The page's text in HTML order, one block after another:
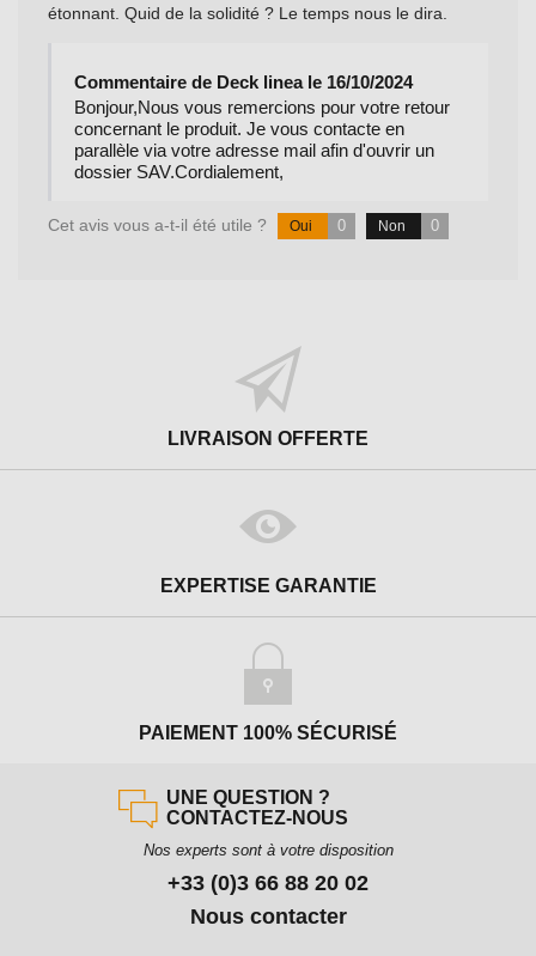
étonnant. Quid de la solidité ? Le temps nous le dira.
Commentaire de Deck linea le 16/10/2024
Bonjour,Nous vous remercions pour votre retour
concernant le produit. Je vous contacte en
parallèle via votre adresse mail afin d'ouvrir un
dossier SAV.Cordialement,
Cet avis vous a-t-il été utile ? Oui 0 Non 0
LIVRAISON OFFERTE
EXPERTISE GARANTIE
PAIEMENT 100% SÉCURISÉ
UNE QUESTION ?
CONTACTEZ-NOUS
Nos experts sont à votre disposition
+33 (0)3 66 88 20 02
Nous contacter